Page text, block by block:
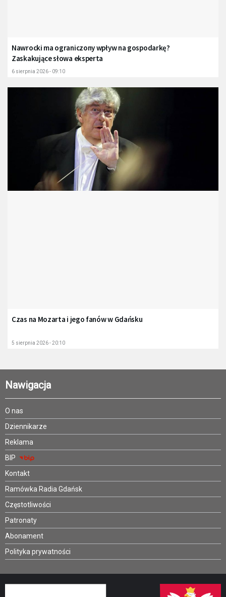
Nawrocki ma ograniczony wpływ na gospodarkę?
Zaskakujące słowa eksperta
6 sierpnia 2026 - 09:10
Czas na Mozarta i jego fanów w Gdańsku
5 sierpnia 2026 - 20:10
Nawigacja
O nas
Dziennikarze
Reklama
BIP
Kontakt
Ramówka Radia Gdańsk
Częstotliwości
Patronaty
Abonament
Polityka prywatności